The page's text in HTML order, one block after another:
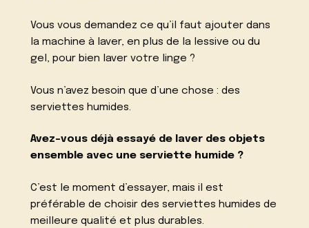
Vous vous demandez ce qu’il faut ajouter dans
la machine à laver, en plus de la lessive ou du
gel, pour bien laver votre linge ?
Vous n’avez besoin que d’une chose : des
serviettes humides.
Avez-vous déjà essayé de laver des objets
ensemble avec une serviette humide ?
C’est le moment d’essayer, mais il est
préférable de choisir des serviettes humides de
meilleure qualité et plus durables.